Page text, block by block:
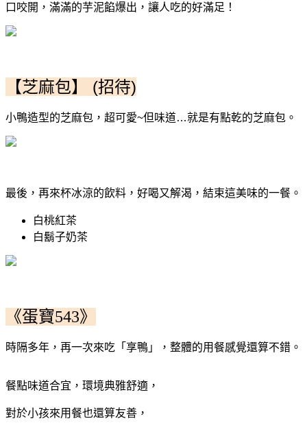
口咬開，滿滿的芋泥餡爆出，讓人吃的好滿足！
【芝麻包】 (招待)
小鴨造型的芝麻包，超可愛~但味道…就是有點乾的芝麻包。
最後，再來杯冰涼的飲料，好喝又解渴，結束這美味的一餐。
白桃紅茶
白鬍子奶茶
《蛋寶543》
時隔多年，再一次來吃「享鴨」，整體的用餐感覺還算不錯。
餐點味道合宜，環境典雅舒適，
對於小孩來用餐也還算友善，